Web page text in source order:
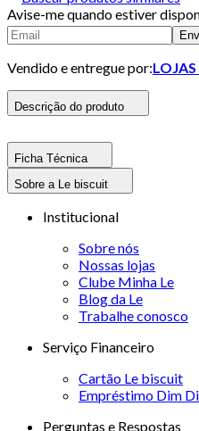
Avise-me quando estiver
Vendido e entregue por:
Descrição do produto
Ficha Técnica
Sobre a Le biscuit
Institucional
Sobre nós
Nossas lojas
Clube Minha Le
Blog da Le
Trabalhe conosco
Serviço Financeiro
Cartão Le biscuit
Empréstimo Dim
Perguntas e Respostas